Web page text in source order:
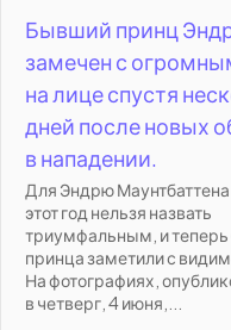
Бывший принц
замечен с
на лице спустя
дней после новых
в нападении.
Для Эндрю
этот год нельзя назвать
триумфальным, и
принца заметили с
На фотографиях,
в четверг, 4 июня,...